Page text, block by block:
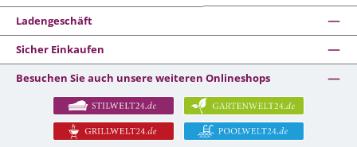
Ladengeschäft
Sicher Einkaufen
Besuchen Sie auch unsere weiteren Onlineshops